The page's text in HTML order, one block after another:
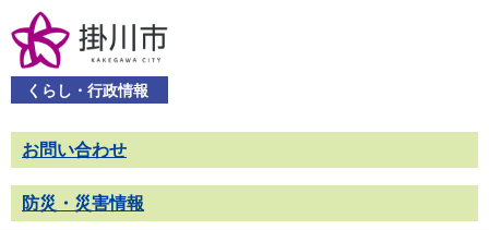
くらし・行政情報
お問い合わせ
防災・災害情報